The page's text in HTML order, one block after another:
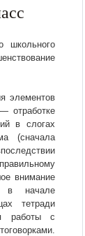
школьного
элементов
отработке
в слогах
(сначала
внимание
в начале
тетради
работы с